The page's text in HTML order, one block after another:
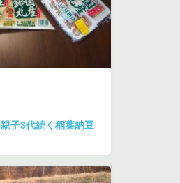
子3代続く稲葉納豆